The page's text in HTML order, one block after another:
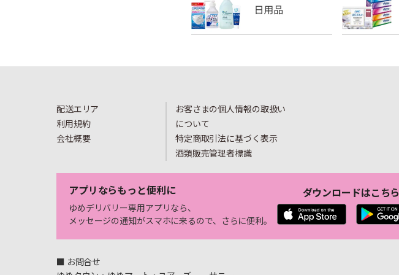
配送エリア
利用規約
会社概要
お客さまの個人情報の取扱い
について
特定商取引法に基づく表示
酒類販売管理者標識
アプリならもっと便利に
ゆめデリバリー専用アプリなら、
メッセージの通知がスマホに来るので、さらに便利。
ダウンロードはこちら
■ お問合せ